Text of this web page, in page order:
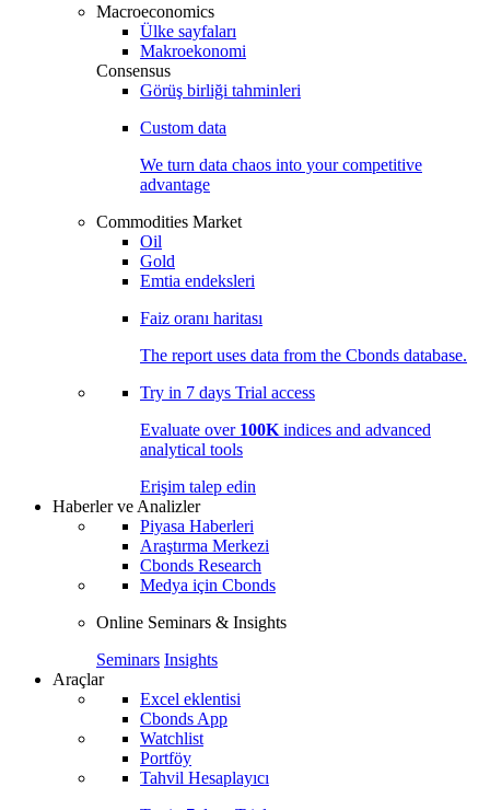
Macroeconomics
Ülke sayfaları
Makroekonomi
Consensus
Görüş birliği tahminleri
Custom data
We turn data chaos into your competitive
advantage
Commodities Market
Oil
Gold
Emtia endeksleri
Faiz oranı haritası
The report uses data from the Cbonds database.
Try in 7 days Trial access
Evaluate over 100K indices and advanced
analytical tools
Erişim talep edin
Haberler ve Analizler
Piyasa Haberleri
Araştırma Merkezi
Cbonds Research
Medya için Cbonds
Online Seminars & Insights
Seminars Insights
Araçlar
Excel eklentisi
Cbonds App
Watchlist
Portföy
Tahvil Hesaplayıcı